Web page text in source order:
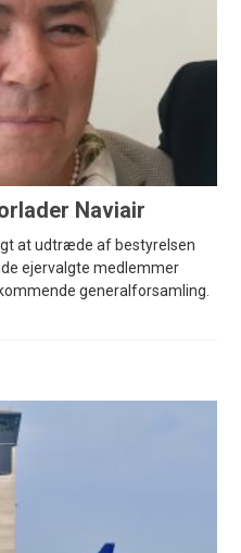
Naviair
at udtræde af bestyrelsen
ejervalgte medlemmer
generalforsamling.